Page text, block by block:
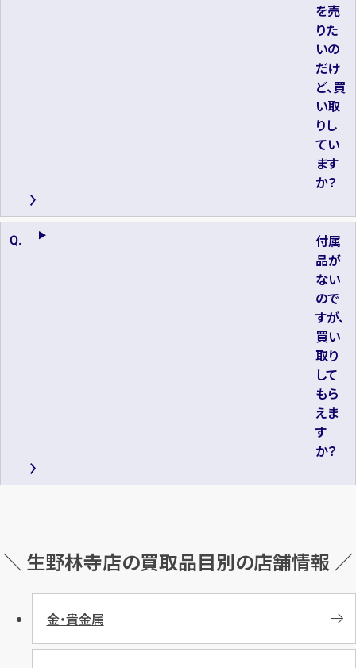
を売
りた
いの
だけ
ど、買
い取
りし
てい
ます
か？
付属
品が
ない
ので
すが、
買い
取り
して
もら
えま
す
か？
＼ 生野林寺店の買取品目別の店舗情報 ／
金・貴金属